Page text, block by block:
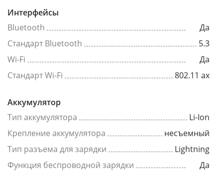
Интерфейсы
Bluetooth
Да
Стандарт Bluetooth
5.3
Wi-Fi
Да
Стандарт Wi-Fi
802.11 ax
Аккумулятор
Тип аккумулятора
Li-Ion
Крепление аккумулятора
несъемный
Тип разъема для зарядки
Lightning
Функция беспроводной зарядки
Да